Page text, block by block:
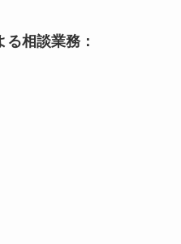
相談業務：